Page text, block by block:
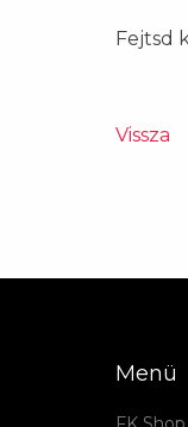
Fejtsd
Vissza
Menü